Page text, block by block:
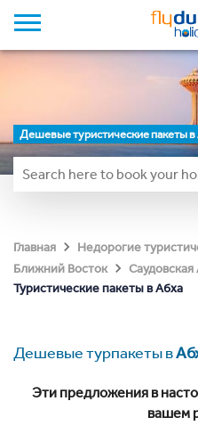
Дешевые туристические пакеты в
Главная
Недорогие
Ближний Восток
Саудовская
Туристические пакеты в Абха
Дешевые турпакеты в
Эти предложения в
вашем